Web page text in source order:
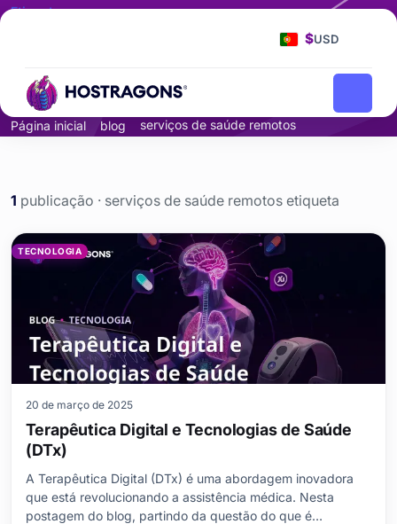
$USD
Etiqueta
serviços de saúde
remotos
Página inicial blog serviços de saúde remotos
1 publicação · serviços de saúde remotos etiqueta
serviços de saúde
TECNOLOGIA
20 de março de 2025
Terapêutica Digital e Tecnologias de Saúde
(DTx)
A Terapêutica Digital (DTx) é uma abordagem inovadora
que está revolucionando a assistência médica. Nesta
postagem do blog, partindo da questão do que é